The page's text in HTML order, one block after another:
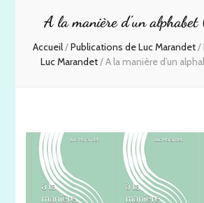
A la manière d’un alphabet
Accueil/Publications de Luc Marandet/
Luc Marandet/A la manière d’un